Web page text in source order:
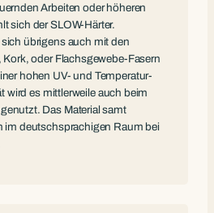
Arbeiten oder höheren
sich der SLOW-Härter.
übrigens auch mit den
oder Flachsgewebe-Fasern
hohen UV- und Temperatur-
wird es mittlerweile auch beim
Das Material samt
im deutschsprachigen Raum bei